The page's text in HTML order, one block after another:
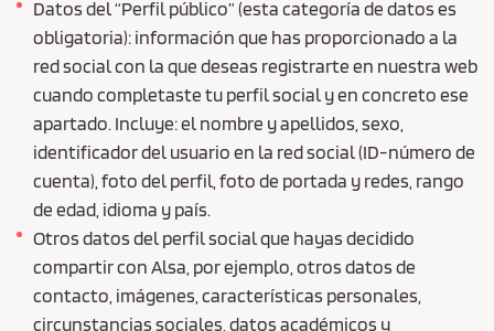
Datos del “Perfil público” (esta categoría de datos es
obligatoria): información que has proporcionado a la
red social con la que deseas registrarte en nuestra web
cuando completaste tu perfil social y en concreto ese
apartado. Incluye: el nombre y apellidos, sexo,
identificador del usuario en la red social (ID-número de
cuenta), foto del perfil, foto de portada y redes, rango
de edad, idioma y país.
Otros datos del perfil social que hayas decidido
compartir con Alsa, por ejemplo, otros datos de
contacto, imágenes, características personales,
circunstancias sociales, datos académicos y